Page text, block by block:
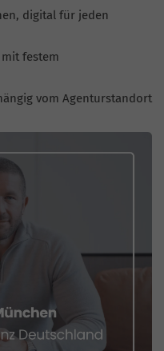
digital für jeden
festem
vom Agenturstandort